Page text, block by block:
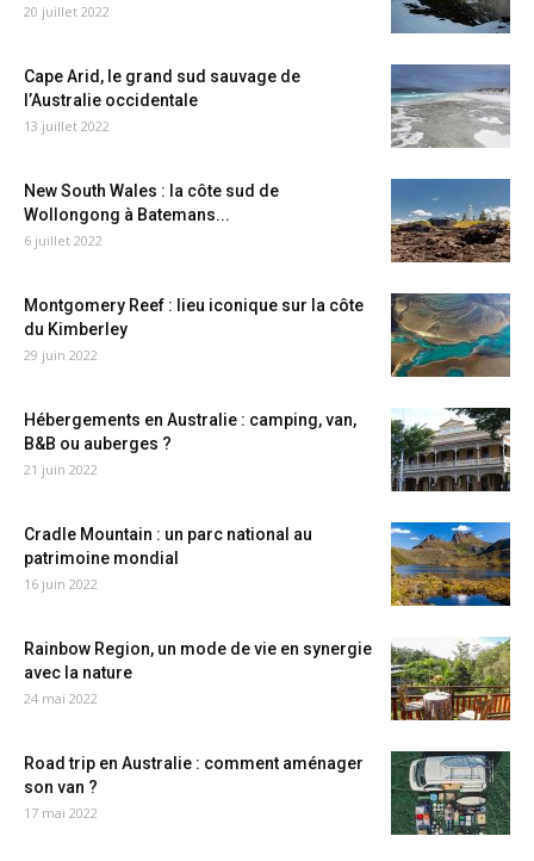
20 juillet 2022
Cape Arid, le grand sud sauvage de
l’Australie occidentale
13 juillet 2022
New South Wales : la côte sud de
Wollongong à Batemans...
6 juillet 2022
Montgomery Reef : lieu iconique sur la côte
du Kimberley
29 juin 2022
Hébergements en Australie : camping, van,
B&B ou auberges ?
21 juin 2022
Cradle Mountain : un parc national au
patrimoine mondial
16 juin 2022
Rainbow Region, un mode de vie en synergie
avec la nature
24 mai 2022
Road trip en Australie : comment aménager
son van ?
17 mai 2022